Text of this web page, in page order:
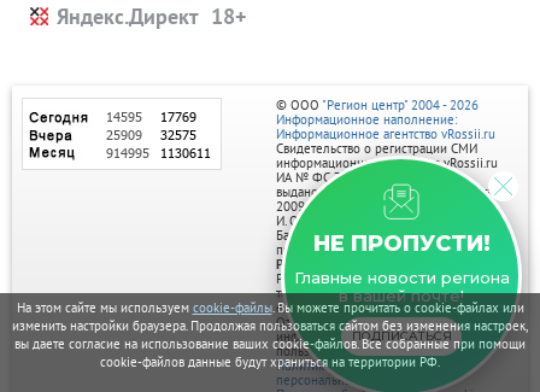
На этом сайте мы используем cookie-файлы. Вы можете прочитать о cookie-файлах или
изменить настройки браузера. Продолжая пользоваться сайтом без изменения настроек,
вы даете согласие на использование ваших cookie-файлов. Все собранные при помощи
cookie-файлов данные будут храниться на территории РФ.
Яндекс.Директ
НЕ ПРОПУСТИ!
Главные новости региона
в вашей почте!
ПОДПИСАТЬСЯ
© ООО "Регион центр" 2004 - 2026
Информационное наполнение:
Информационное агентство vRossii.ru
Свидетельство о регистрации СМИ
информационного агентства vRossii.ru
ИА № ФС 77‑35502
выдано РОСКОМНАДЗОРом 04 марта
2009г.
И. О. Главного редактора Нарыков А. Н.
Баннеры на портале размещаются на
правах рекламы.
Реклама на портале:
Рекламное агентство "Умный маркетинг"
тел. 7-910-267-70-40,
email: umnyy.marketing@yandex.ru
Отдельные публикации могут содержать
информацию, не предназначенную для
пользователей до 18 лет.
Политика в отношении обработки
персональных данных